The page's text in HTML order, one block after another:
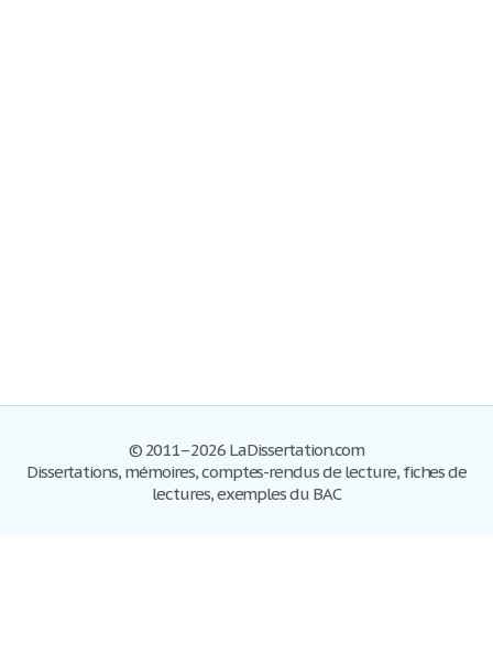
© 2011–2026 LaDissertation.com
Dissertations, mémoires, comptes-rendus de lecture, fiches de
lectures, exemples du BAC